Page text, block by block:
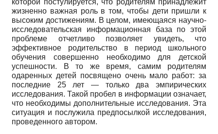
которой постулируется, что родителям принадлежит
жизненно важная роль в том, чтобы дети пришли к
высоким достижениям. В целом, имеющаяся научно­
исследовательская информационная база по этой
проблеме отчетливо позволяет увидеть, что
эффективное родительство в период школьного
обучения совершенно необходимо для детской
успешности. В то же время, самим родителям
одаренных детей посвящено очень мало работ: за
последние 25 лет — только два эмпирических
исследования. Такой пробел в информации означает,
что необходимы дополнительные исследования. Эта
ситуация и послужила предпосылкой исследования,
проведенного автором.